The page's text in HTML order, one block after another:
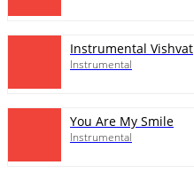
Instrumental Vishvat
Instrumental
You Are My Smile
Instrumental